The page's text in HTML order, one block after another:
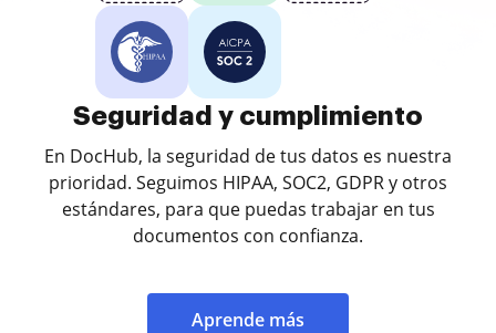
Seguridad y cumplimiento
En DocHub, la seguridad de tus datos es nuestra
prioridad. Seguimos HIPAA, SOC2, GDPR y otros
estándares, para que puedas trabajar en tus
documentos con confianza.
Aprende más